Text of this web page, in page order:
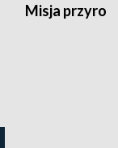
Misja